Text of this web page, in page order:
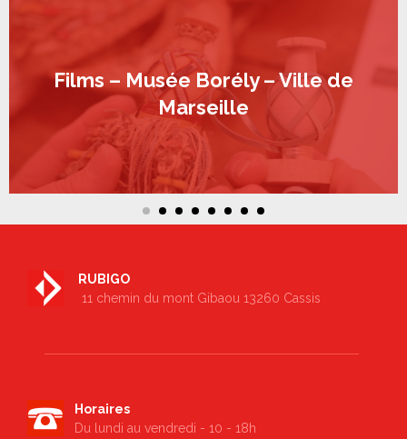
Films – Musée Borély – Ville de
Marseille
RUBIGO
11 chemin du mont Gibaou 13260 Cassis
Horaires
Du lundi au vendredi - 10 - 18h